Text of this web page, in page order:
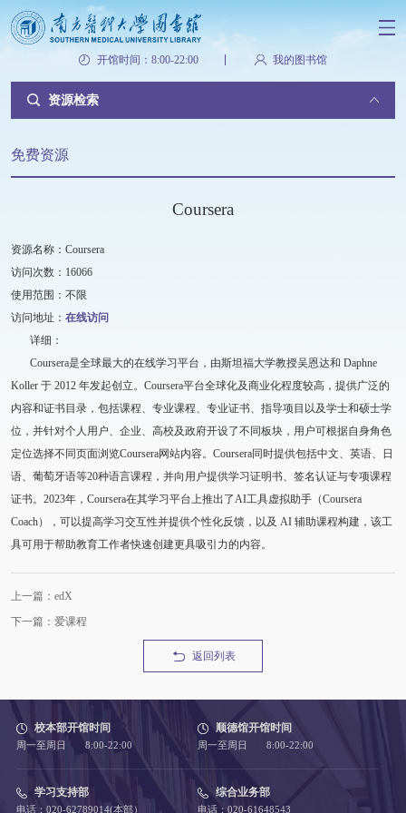
开馆时间：8:00-22:00 我的图书馆
资源检索
免费资源
Coursera
资源名称：Coursera
访问次数：16066
使用范围：不限
访问地址： 在线访问
详细：
Coursera是全球最大的在线学习平台，由斯坦福大学教授吴恩达和 Daphne
Koller 于 2012 年发起创立。Coursera平台全球化及商业化程度较高，提供广泛的
内容和证书目录，包括课程、专业课程、专业证书、指导项目以及学士和硕士学
位，并针对个人用户、企业、高校及政府开设了不同板块，用户可根据自身角色
定位选择不同页面浏览Coursera网站内容。Coursera同时提供包括中文、英语、日
语、葡萄牙语等20种语言课程，并向用户提供学习证明书、签名认证与专项课程
证书。2023年，Coursera在其学习平台上推出了AI工具虚拟助手（Coursera
Coach），可以提高学习交互性并提供个性化反馈，以及 AI 辅助课程构建，该工
具可用于帮助教育工作者快速创建更具吸引力的内容。
上一篇：edX
下一篇：爱课程
返回列表
校本部开馆时间
周一至周日 8:00-22:00
顺德馆开馆时间
周一至周日 8:00-22:00
学习支持部
电话：020-62789014(本部）
综合业务部
电话：020-61648543